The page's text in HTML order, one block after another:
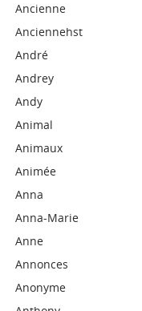
Ancienne
Anciennehst
André
Andrey
Andy
Animal
Animaux
Animée
Anna
Anna-Marie
Anne
Annonces
Anonyme